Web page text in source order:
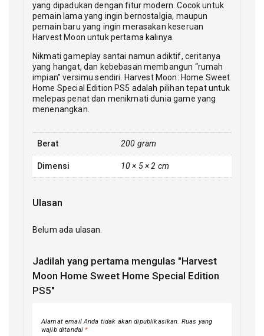
yang dipadukan dengan fitur modern. Cocok untuk
pemain lama yang ingin bernostalgia, maupun
pemain baru yang ingin merasakan keseruan
Harvest Moon untuk pertama kalinya.
Nikmati gameplay santai namun adiktif, ceritanya
yang hangat, dan kebebasan membangun “rumah
impian” versimu sendiri. Harvest Moon: Home Sweet
Home Special Edition PS5 adalah pilihan tepat untuk
melepas penat dan menikmati dunia game yang
menenangkan.
Berat 200 gram
Dimensi 10 × 5 × 2 cm
Ulasan
Belum ada ulasan.
Jadilah yang pertama mengulas "Harvest
Moon Home Sweet Home Special Edition
PS5"
Alamat email Anda tidak akan dipublikasikan. Ruas yang
wajib ditandai*